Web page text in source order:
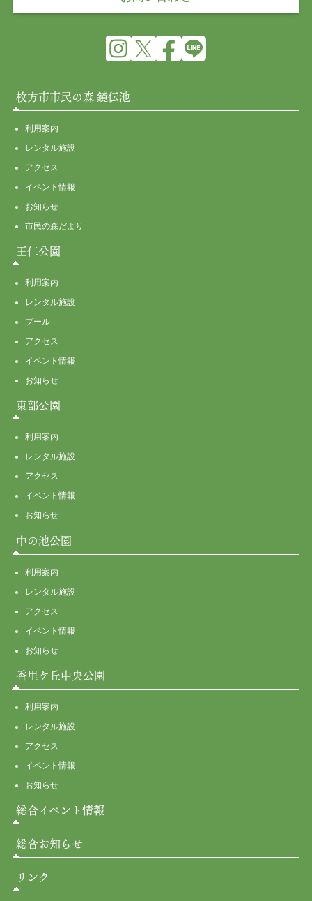
枚方市市民の森 鏡伝池
利用案内
レンタル施設
アクセス
イベント情報
お知らせ
市民の森だより
王仁公園
利用案内
レンタル施設
プール
アクセス
イベント情報
お知らせ
東部公園
利用案内
レンタル施設
アクセス
イベント情報
お知らせ
中の池公園
利用案内
レンタル施設
アクセス
イベント情報
お知らせ
香里ケ丘中央公園
利用案内
レンタル施設
アクセス
イベント情報
お知らせ
総合イベント情報
総合お知らせ
リンク